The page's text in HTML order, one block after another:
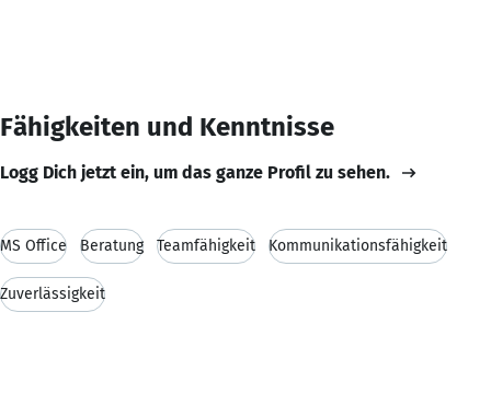
Fähigkeiten und Kenntnisse
Logg Dich jetzt ein, um das ganze Profil zu sehen.
MS Office Beratung Teamfähigkeit Kommunikationsfähigkeit
Zuverlässigkeit